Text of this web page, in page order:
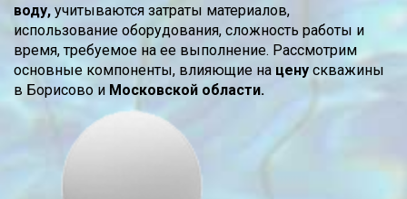
воду, учитываются затраты материалов,
использование оборудования, сложность работы и
время, требуемое на ее выполнение. Рассмотрим
основные компоненты, влияющие на цену скважины
в Борисово и Московской области.